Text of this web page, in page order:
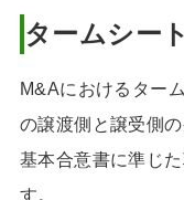
タームシー
M&Aにおけるター
の譲渡側と譲受側
基本合意書に準じ
す。